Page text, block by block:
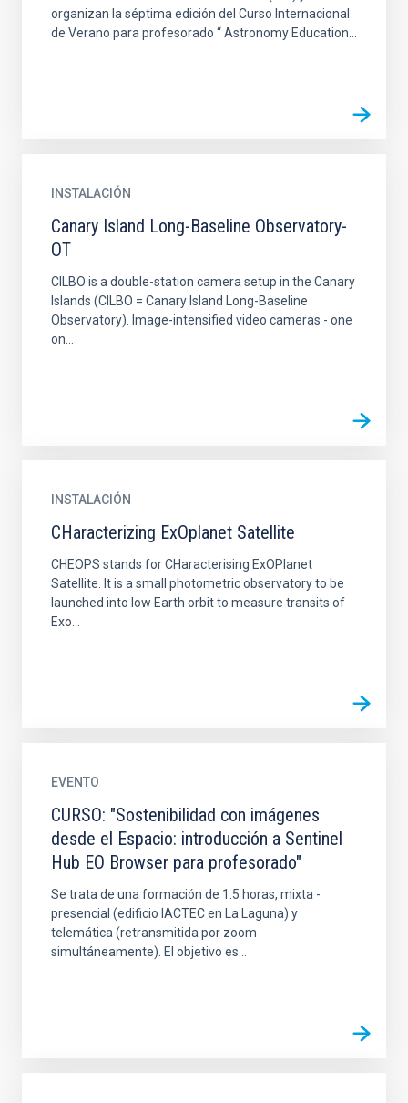
organizan la séptima edición del Curso Internacional
de Verano para profesorado “ Astronomy Education...
INSTALACIÓN
Canary Island Long-Baseline Observatory-
OT
CILBO is a double-station camera setup in the Canary
Islands (CILBO = Canary Island Long-Baseline
Observatory). Image-intensified video cameras - one
on...
INSTALACIÓN
CHaracterizing ExOplanet Satellite
CHEOPS stands for CHaracterising ExOPlanet
Satellite. It is a small photometric observatory to be
launched into low Earth orbit to measure transits of
Exo...
EVENTO
CURSO: "Sostenibilidad con imágenes
desde el Espacio: introducción a Sentinel
Hub EO Browser para profesorado"
Se trata de una formación de 1.5 horas, mixta -
presencial (edificio IACTEC en La Laguna) y
telemática (retransmitida por zoom
simultáneamente). El objetivo es...